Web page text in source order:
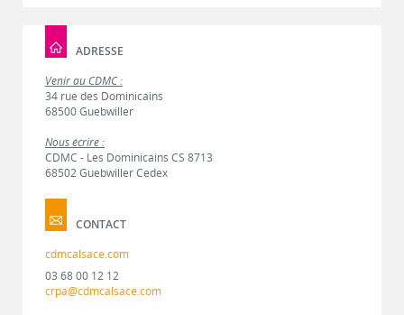
ADRESSE
Venir au CDMC :
34 rue des Dominicains
68500 Guebwiller
Nous écrire :
CDMC - Les Dominicains CS 8713
68502 Guebwiller Cedex
CONTACT
cdmcalsace.com
03 68 00 12 12
crpa@cdmcalsace.com